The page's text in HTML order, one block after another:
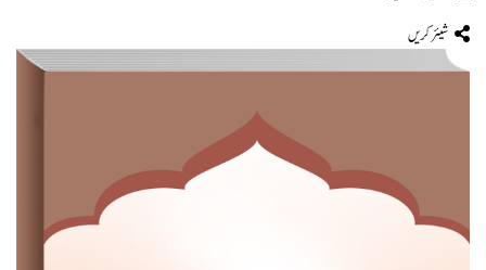
شیئر کریں